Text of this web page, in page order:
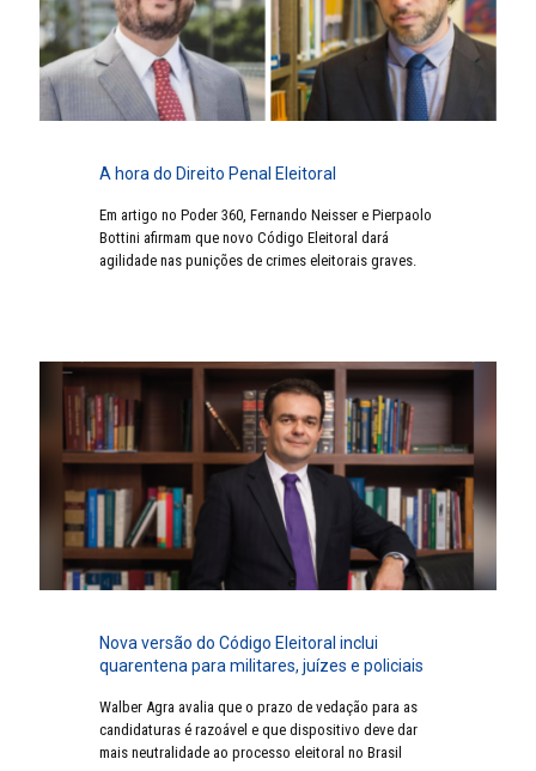
A hora do Direito Penal Eleitoral
Em artigo no Poder 360, Fernando Neisser e Pierpaolo
Bottini afirmam que novo Código Eleitoral dará
agilidade nas punições de crimes eleitorais graves.
Nova versão do Código Eleitoral inclui
quarentena para militares, juízes e policiais
Walber Agra avalia que o prazo de vedação para as
candidaturas é razoável e que dispositivo deve dar
mais neutralidade ao processo eleitoral no Brasil